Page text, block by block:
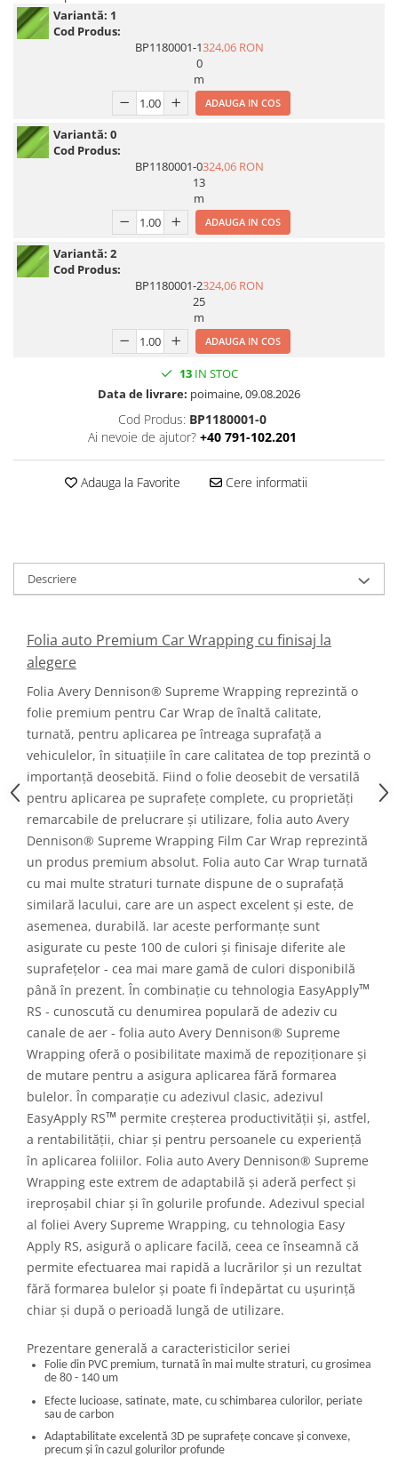
Print format mare
Cast
Benzi antiderapante
Folie termo transfer
Benzi și covoare anti-alunecare
Variantă: 1
Cod Produs:
BP1180001-1324,06 RON
0
m
ADAUGA IN COS
Variantă: 0
Cod Produs:
BP1180001-0324,06 RON
13
m
ADAUGA IN COS
Variantă: 2
Cod Produs:
BP1180001-2324,06 RON
25
m
ADAUGA IN COS
13IN STOC
Data de livrare: poimaine, 09.08.2026
Cod Produs: BP1180001-0
Ai nevoie de ajutor? +40 791-102.201
Adauga la Favorite Cere informatii
Descriere
Folia auto Premium Car Wrapping cu finisaj la
alegere
Folia Avery Dennison® Supreme Wrapping reprezintă o
folie premium pentru Car Wrap de înaltă calitate,
turnată, pentru aplicarea pe întreaga suprafață a
vehiculelor, în situațiile în care calitatea de top prezintă o
importanță deosebită. Fiind o folie deosebit de versatilă
pentru aplicarea pe suprafețe complete, cu proprietăți
remarcabile de prelucrare și utilizare, folia auto Avery
Dennison® Supreme Wrapping Film Car Wrap reprezintă
un produs premium absolut. Folia auto Car Wrap turnată
cu mai multe straturi turnate dispune de o suprafață
similară lacului, care are un aspect excelent și este, de
asemenea, durabilă. Iar aceste performanțe sunt
asigurate cu peste 100 de culori și finisaje diferite ale
suprafețelor - cea mai mare gamă de culori disponibilă
până în prezent. În combinație cu tehnologia EasyApply™
RS - cunoscută cu denumirea populară de adeziv cu
canale de aer - folia auto Avery Dennison® Supreme
Wrapping oferă o posibilitate maximă de repoziționare și
de mutare pentru a asigura aplicarea fără formarea
bulelor. În comparație cu adezivul clasic, adezivul
EasyApply RS™ permite creșterea productivității și, astfel,
a rentabilității, chiar și pentru persoanele cu experiență
în aplicarea foliilor. Folia auto Avery Dennison® Supreme
Wrapping este extrem de adaptabilă și aderă perfect și
ireproșabil chiar și în golurile profunde. Adezivul special
al foliei Avery Supreme Wrapping, cu tehnologia Easy
Apply RS, asigură o aplicare facilă, ceea ce înseamnă că
permite efectuarea mai rapidă a lucrărilor și un rezultat
fără formarea bulelor și poate fi îndepărtat cu ușurință
chiar și după o perioadă lungă de utilizare.
Prezentare generală a caracteristicilor seriei
Folie din PVC premium, turnată în mai multe straturi, cu grosimea
de 80 - 140 um
Efecte lucioase, satinate, mate, cu schimbarea culorilor, periate
sau de carbon
Adaptabilitate excelentă 3D pe suprafețe concave și convexe,
precum și în cazul golurilor profunde